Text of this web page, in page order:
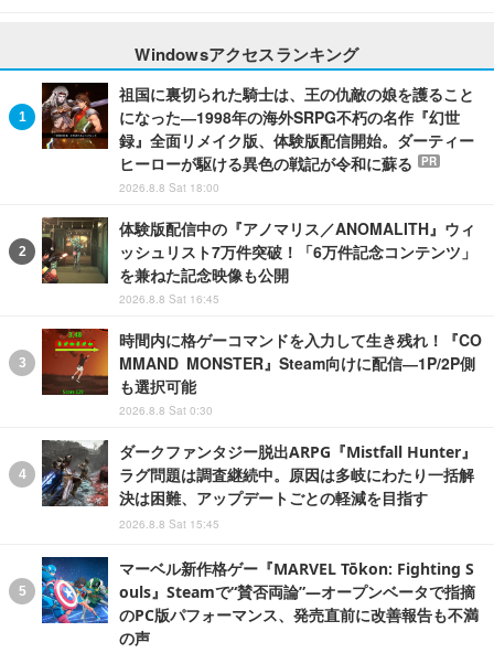
Windowsアクセスランキング
祖国に裏切られた騎士は、王の仇敵の娘を護ること
になった―1998年の海外SRPG不朽の名作『幻世
録』全面リメイク版、体験版配信開始。ダーティー
ヒーローが駆ける異色の戦記が令和に蘇る
PR
2026.8.8 Sat 18:00
体験版配信中の『アノマリス／ANOMALITH』ウィ
ッシュリスト7万件突破！「6万件記念コンテンツ」
を兼ねた記念映像も公開
2026.8.8 Sat 16:45
時間内に格ゲーコマンドを入力して生き残れ！『CO
MMAND MONSTER』Steam向けに配信―1P/2P側
も選択可能
2026.8.8 Sat 0:30
ダークファンタジー脱出ARPG『Mistfall Hunter』
ラグ問題は調査継続中。原因は多岐にわたり一括解
決は困難、アップデートごとの軽減を目指す
2026.8.8 Sat 15:45
マーベル新作格ゲー『MARVEL Tōkon: Fighting S
ouls』Steamで“賛否両論”―オープンベータで指摘
のPC版パフォーマンス、発売直前に改善報告も不満
の声